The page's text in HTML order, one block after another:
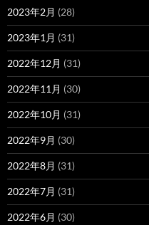
2023年2月 (28)
2023年1月 (31)
2022年12月 (31)
2022年11月 (30)
2022年10月 (31)
2022年9月 (30)
2022年8月 (31)
2022年7月 (31)
2022年6月 (30)